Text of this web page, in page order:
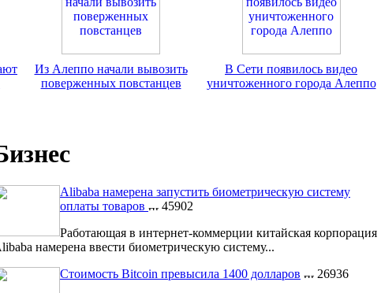
Из Алеппо начали вывозить
поверженных повстанцев
В Сети появилось видео
уничтоженного города Алеппо
Alibaba намерена запустить биометрическую систему
оплаты товаров
45902
Работающая в интернет-коммерции китайская корпорация
намерена ввести биометрическую систему...
Стоимость Bitcoin превысила 1400 долларов
26936